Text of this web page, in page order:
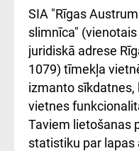
atsauksmju/
iesniegšanas
kārtība
Kā pie mums
Rēķinu apmaksas
ceļvedis
SIA "Rīgas
slimnīca"
juridiskā adrese
1079) tīmekļa
izmanto
vietnes
Taviem lietošanas
statistiku par